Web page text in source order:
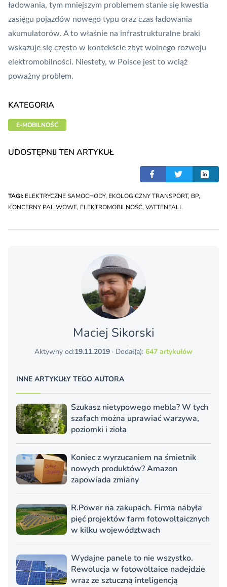
ładowania, tym mniejszym problemem stanie się kwestia
zasięgu pojazdów nowego typu oraz czas ładowania
akumulatorów. A to właśnie na infrastrukturalne braki
wskazuje się często w kontekście zbyt wolnego rozwoju
elektromobilności. Niestety, w Polsce jest to wciąż
poważny problem.
KATEGORIA
E-MOBILNOŚĆ
UDOSTĘPNIJ TEN ARTYKUŁ
TAGI: ELEKTRYCZNE SAMOCHODY, EKOLOGICZNY TRANSPORT, BP,
KONCERNY PALIWOWE, ELEKTROMOBILNOŚĆ, VATTENFALL
Maciej Sikorski
Aktywny od:19.11.2019 · Dodał(a): 647 artykułów
INNE ARTYKUŁY TEGO AUTORA
Szukasz nietypowego mebla? W tych
szafach można uprawiać warzywa,
poziomki i zioła
Koniec z wyrzucaniem na śmietnik
nowych produktów? Amazon
zapowiada zmiany
R.Power na zakupach. Firma nabyła
pięć projektów farm fotowoltaicznych
w kilku województwach
Wydajne panele to nie wszystko.
Rewolucja w fotowoltaice nadejdzie
wraz ze sztuczną inteligencją